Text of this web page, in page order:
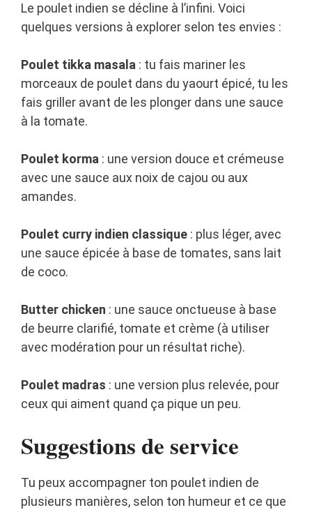
Le poulet indien se décline à l’infini. Voici
quelques versions à explorer selon tes envies :
Poulet tikka masala : tu fais mariner les
morceaux de poulet dans du yaourt épicé, tu les
fais griller avant de les plonger dans une sauce
à la tomate.
Poulet korma : une version douce et crémeuse
avec une sauce aux noix de cajou ou aux
amandes.
Poulet curry indien classique : plus léger, avec
une sauce épicée à base de tomates, sans lait
de coco.
Butter chicken : une sauce onctueuse à base
de beurre clarifié, tomate et crème (à utiliser
avec modération pour un résultat riche).
Poulet madras : une version plus relevée, pour
ceux qui aiment quand ça pique un peu.
Suggestions de service
Tu peux accompagner ton poulet indien de
plusieurs manières, selon ton humeur et ce que